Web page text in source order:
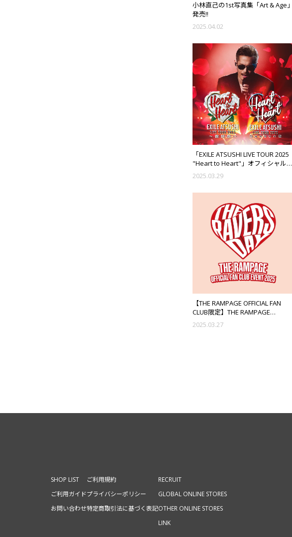
小林直己の1st写真集「Art & Age」
発売!!
2025.04.02
「EXILE ATSUSHI LIVE TOUR 2025
"Heart to Heart"」オフィシャルグ
ッズ一般販売START!!
2025.03.29
【THE RAMPAGE OFFICIAL FAN
CLUB限定】THE RAMPAGE
OFFICIAL FAN CLUB EVENT 2025
"THE RAVERS DAY"オフィシャルグ
2025.03.27
SHOP LIST
ご利用ガイド
お問い合わせ
ご利用規約
プライバシーポリシー
特定商取引法に基づく表記
RECRUIT
GLOBAL ONLINE STORES
OTHER ONLINE STORES
LINK